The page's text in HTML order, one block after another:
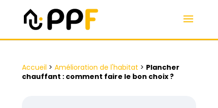
Accueil > Amélioration de l'habitat > Plancher
chauffant : comment faire le bon choix ?